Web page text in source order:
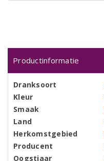
Productinformatie
Dranksoort
Kleur
Smaak
Land
Herkomstgebied
Producent
Oogstjaar